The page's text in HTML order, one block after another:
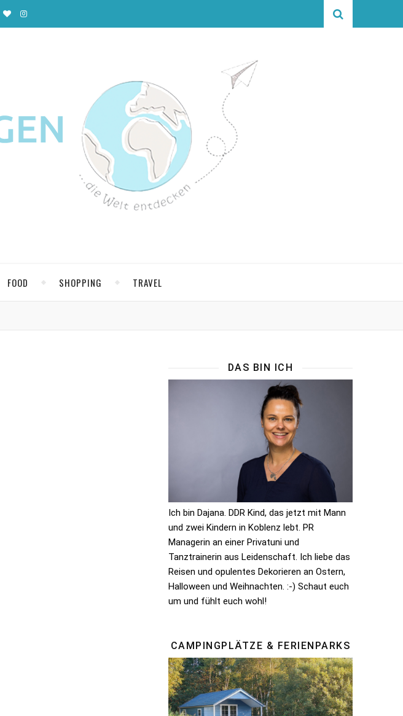
FOOD SHOPPING TRAVEL
DAS BIN ICH
Ich bin Dajana. DDR Kind, das jetzt mit Mann
und zwei Kindern in Koblenz lebt. PR
Managerin an einer Privatuni und
Tanztrainerin aus Leidenschaft. Ich liebe das
Reisen und opulentes Dekorieren an Ostern,
Halloween und Weihnachten. :-) Schaut euch
um und fühlt euch wohl!
CAMPINGPLÄTZE & FERIENPARKS